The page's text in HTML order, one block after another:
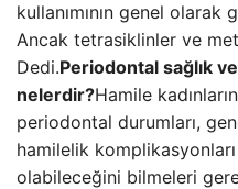
kullanımının genel
Ancak tetrasiklinler ve
Dedi.Periodontal sağlık
nelerdir?Hamile
periodontal durumları,
hamilelik
olabileceğini bilmeleri